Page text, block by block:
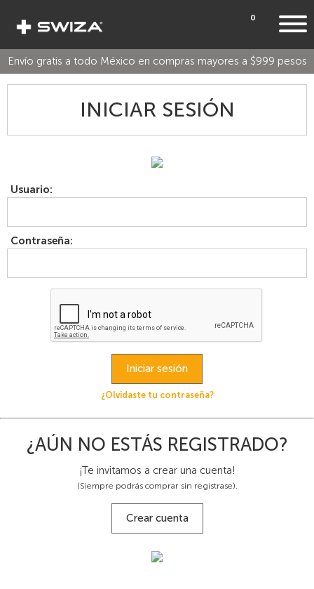
0
Envío gratis a todo México en compras mayores a $999 pesos
INICIAR SESIÓN
Usuario:
Contraseña:
Iniciar sesión
¿Olvidaste tu contraseña?
¿AÚN NO ESTÁS REGISTRADO?
¡Te invitamos a crear una cuenta!
(Siempre podrás comprar sin registrase).
Crear cuenta